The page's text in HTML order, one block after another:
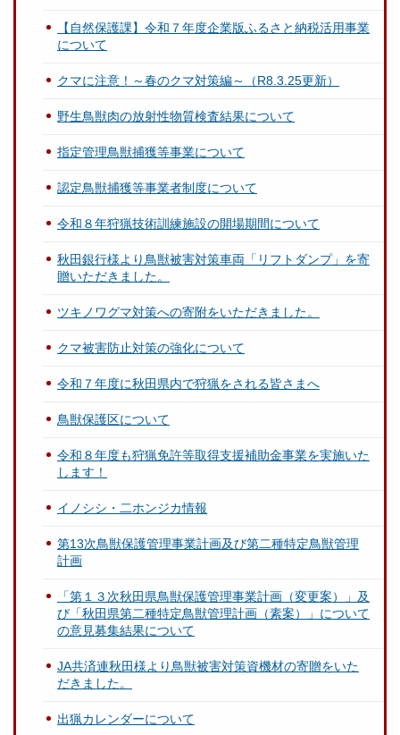
【自然保護課】令和７年度企業版ふるさと納税活用事業
について
クマに注意！～春のクマ対策編～（R8.3.25更新）
野生鳥獣肉の放射性物質検査結果について
指定管理鳥獣捕獲等事業について
認定鳥獣捕獲等事業者制度について
令和８年狩猟技術訓練施設の開場期間について
秋田銀行様より鳥獣被害対策車両「リフトダンプ」を寄
贈いただきました。
ツキノワグマ対策への寄附をいただきました。
クマ被害防止対策の強化について
令和７年度に秋田県内で狩猟をされる皆さまへ
鳥獣保護区について
令和８年度も狩猟免許等取得支援補助金事業を実施いた
します！
イノシシ・二ホンジカ情報
第13次鳥獣保護管理事業計画及び第二種特定鳥獣管理
計画
「第１３次秋田県鳥獣保護管理事業計画（変更案）」及
び「秋田県第二種特定鳥獣管理計画（素案）」について
の意見募集結果について
JA共済連秋田様より鳥獣被害対策資機材の寄贈をいた
だきました。
出猟カレンダーについて